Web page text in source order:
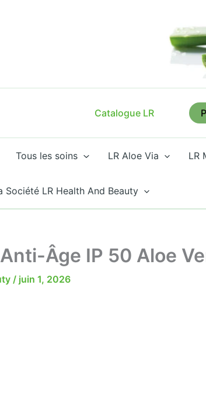
Catalogue LR
Tous les soins LR Aloe Via LR
Société LR Health And Beauty
Âge IP 50 Aloe
/ juin 1, 2026